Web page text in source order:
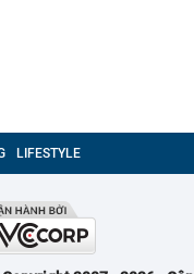
LIFESTYLE